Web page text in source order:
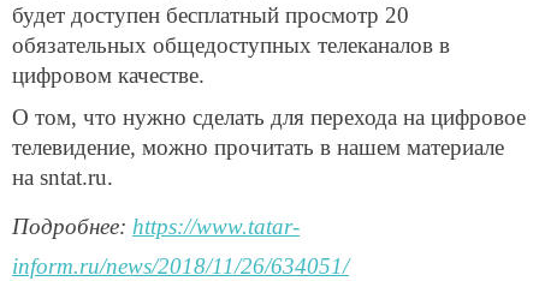
будет доступен бесплатный просмотр 20
обязательных общедоступных телеканалов в
цифровом качестве.
О том, что нужно сделать для перехода на цифровое
телевидение, можно прочитать в нашем материале
на sntat.ru.
Подробнее: https://www.tatar-
inform.ru/news/2018/11/26/634051/